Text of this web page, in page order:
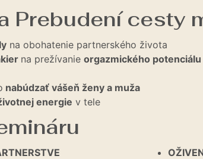
Prebudení cesty
na obohatenie partnerského života
na prežívanie orgazmického potenciálu
nabúdzať vášeň ženy a muža
energie v tele